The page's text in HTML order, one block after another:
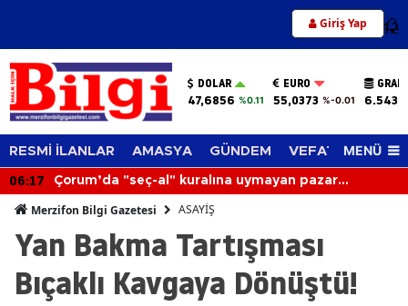
Giriş Yap 12
DOLAR
47,6856 %0.11
EURO
55,0373 %-0.01
RESMİ İLANLAR AMASYA GÜNDEM VEFAT EDENLER
MENÜ
06:17
Çorum’da "seç-al" kuralına uymayan pazar
Merzifon Bilgi Gazetesi ASAYİŞ
Yan Bakma Tartışması
Bıçaklı Kavgaya Dönüştü!